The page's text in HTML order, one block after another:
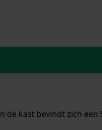
de kast bevindt zich een